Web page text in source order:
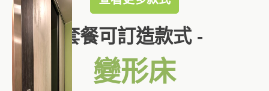
套餐可訂造款式 -
變形床